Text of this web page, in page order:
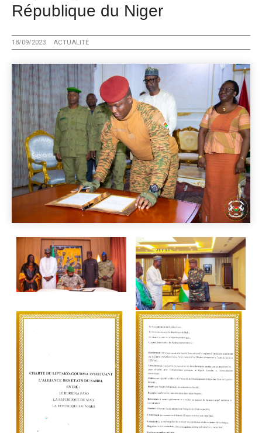
République du Niger
18/09/2023 ACTUALITÉ